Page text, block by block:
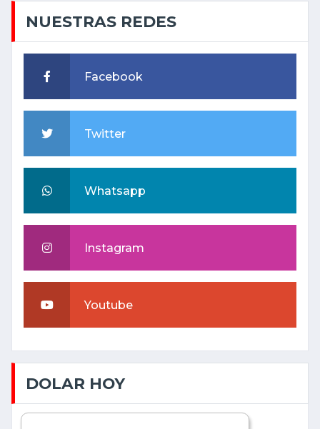
NUESTRAS REDES
Facebook
Twitter
Whatsapp
Instagram
Youtube
DOLAR HOY